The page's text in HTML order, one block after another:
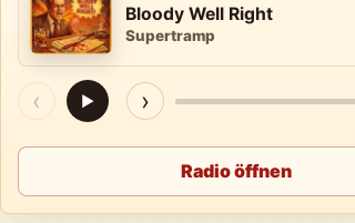
Bloody Well Right
Supertramp
‹ ▶ ›
Radio öffnen